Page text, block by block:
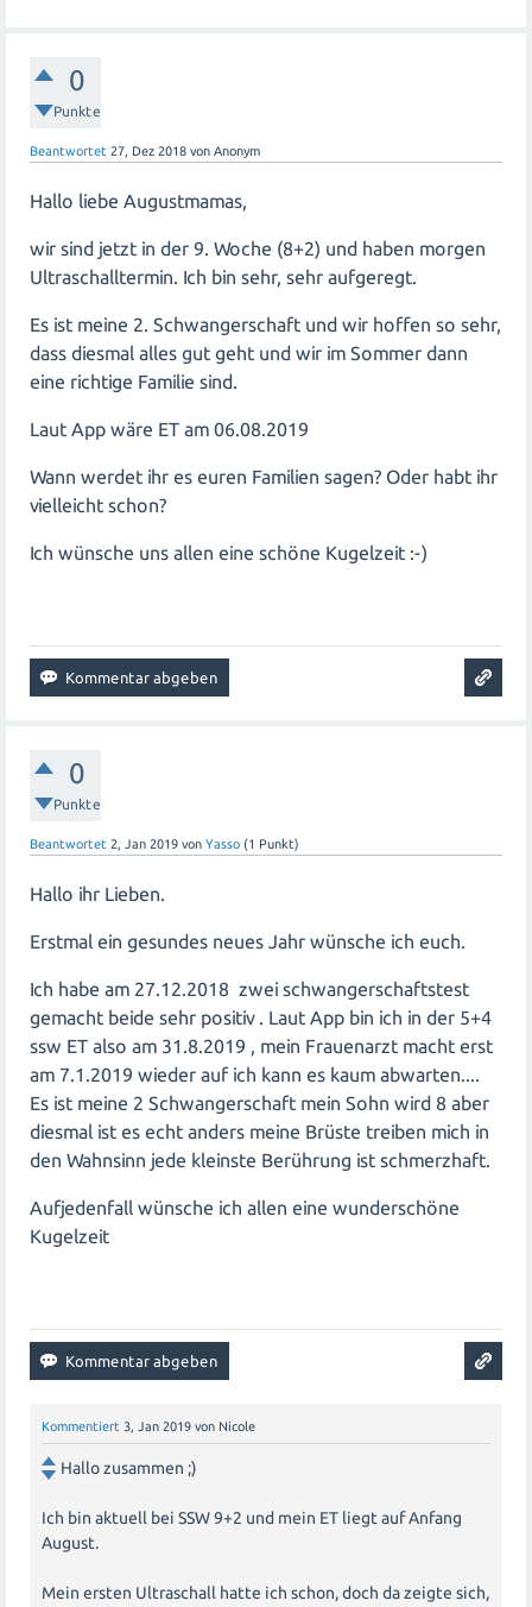
0
Punkte
Beantwortet 27, Dez 2018 von Anonym
Hallo liebe Augustmamas,
wir sind jetzt in der 9. Woche (8+2) und haben morgen
Ultraschalltermin. Ich bin sehr, sehr aufgeregt.
Es ist meine 2. Schwangerschaft und wir hoffen so sehr,
dass diesmal alles gut geht und wir im Sommer dann
eine richtige Familie sind.
Laut App wäre ET am 06.08.2019
Wann werdet ihr es euren Familien sagen? Oder habt ihr
vielleicht schon?
Ich wünsche uns allen eine schöne Kugelzeit :-)
0
Punkte
Beantwortet 2, Jan 2019 von Yasso (1 Punkt)
Hallo ihr Lieben.
Erstmal ein gesundes neues Jahr wünsche ich euch.
Ich habe am 27.12.2018 zwei schwangerschaftstest
gemacht beide sehr positiv . Laut App bin ich in der 5+4
ssw ET also am 31.8.2019 , mein Frauenarzt macht erst
am 7.1.2019 wieder auf ich kann es kaum abwarten....
Es ist meine 2 Schwangerschaft mein Sohn wird 8 aber
diesmal ist es echt anders meine Brüste treiben mich in
den Wahnsinn jede kleinste Berührung ist schmerzhaft.
Aufjedenfall wünsche ich allen eine wunderschöne
Kugelzeit
Kommentiert 3, Jan 2019 von Nicole
Hallo zusammen ;)
Ich bin aktuell bei SSW 9+2 und mein ET liegt auf Anfang
August.
Mein ersten Ultraschall hatte ich schon, doch da zeigte sich,